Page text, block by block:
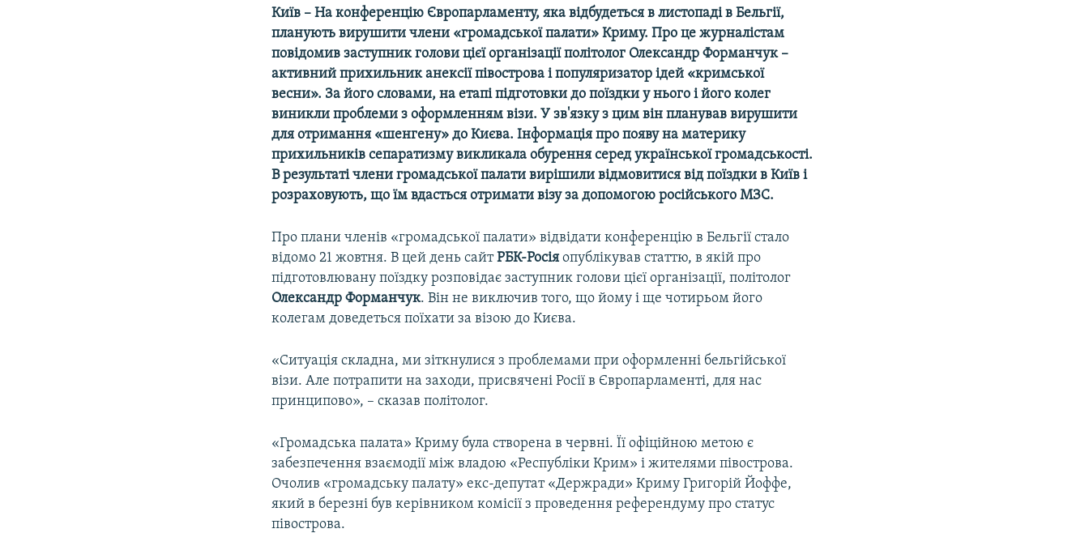
Київ – На конференцію Європарламенту, яка відбудеться в листопаді в Бельгії,
планують вирушити члени «громадської палати» Криму. Про це журналістам
повідомив заступник голови цієї організації політолог Олександр Форманчук –
активний прихильник анексії півострова і популяризатор ідей «кримської
весни». За його словами, на етапі підготовки до поїздки у нього і його колег
виникли проблеми з оформленням візи. У зв'язку з цим він планував вирушити
для отримання «шенгену» до Києва. Інформація про появу на материку
прихильників сепаратизму викликала обурення серед української громадськості.
В результаті члени громадської палати вирішили відмовитися від поїздки в Київ і
розраховують, що їм вдасться отримати візу за допомогою російського МЗС.
Про плани членів «громадської палати» відвідати конференцію в Бельгії стало
відомо 21 жовтня. В цей день сайтРБК-Росія опублікував статтю, в якій про
підготовлювану поїздку розповідає заступник голови цієї організації, політолог
Олександр Форманчук. Він не виключив того, що йому і ще чотирьом його
колегам доведеться поїхати за візою до Києва.
«Ситуація складна, ми зіткнулися з проблемами при оформленні бельгійської
візи. Але потрапити на заходи, присвячені Росії в Європарламенті, для нас
принципово», – сказав політолог.
«Громадська палата» Криму була створена в червні. Її офіційною метою є
забезпечення взаємодії між владою «Республіки Крим» і жителями півострова.
Очолив «громадську палату» екс-депутат «Держради» Криму Григорій Йоффе,
який в березні був керівником комісії з проведення референдуму про статус
півострова.